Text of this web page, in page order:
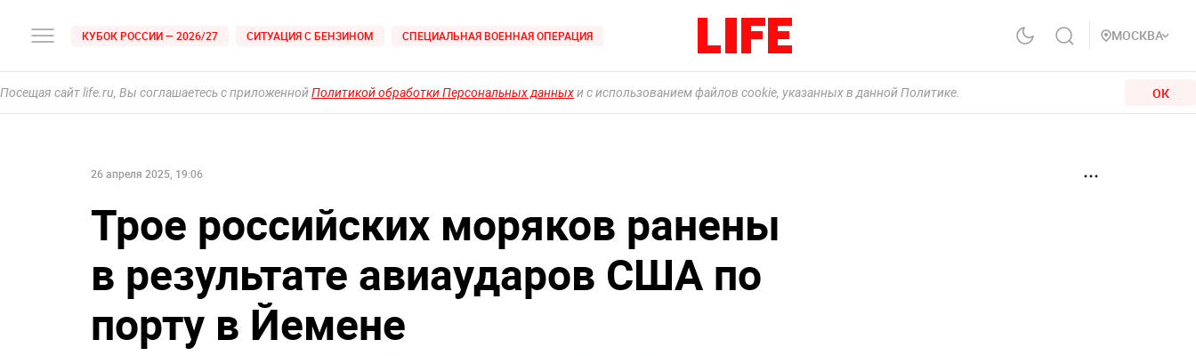
КУБОК РОССИИ — 2026/27 СИТУАЦИЯ С БЕНЗИНОМ СПЕЦИАЛЬНАЯ ВОЕННАЯ ОПЕРАЦИЯ МОСКВА
Посещая сайт life.ru, Вы соглашаетесь с приложеннойПолитикой обработки Персональных данныхи с использованием файлов cookie, указанных в данной Политике. ОК
26 апреля 2025, 19:06
Трое российских моряков ранены
в результате авиаударов США по
порту в Йемене